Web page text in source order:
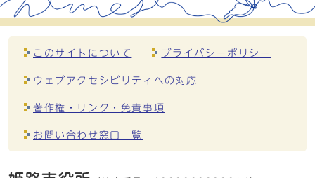
このサイトについて プライバシーポリシー
ウェブアクセシビリティへの対応
著作権・リンク・免責事項
お問い合わせ窓口一覧